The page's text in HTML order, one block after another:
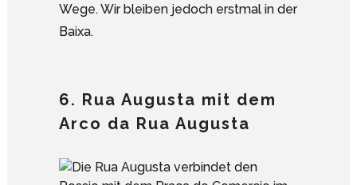
Wege. Wir bleiben jedoch erstmal in der
Baixa.
6. Rua Augusta mit dem
Arco da Rua Augusta